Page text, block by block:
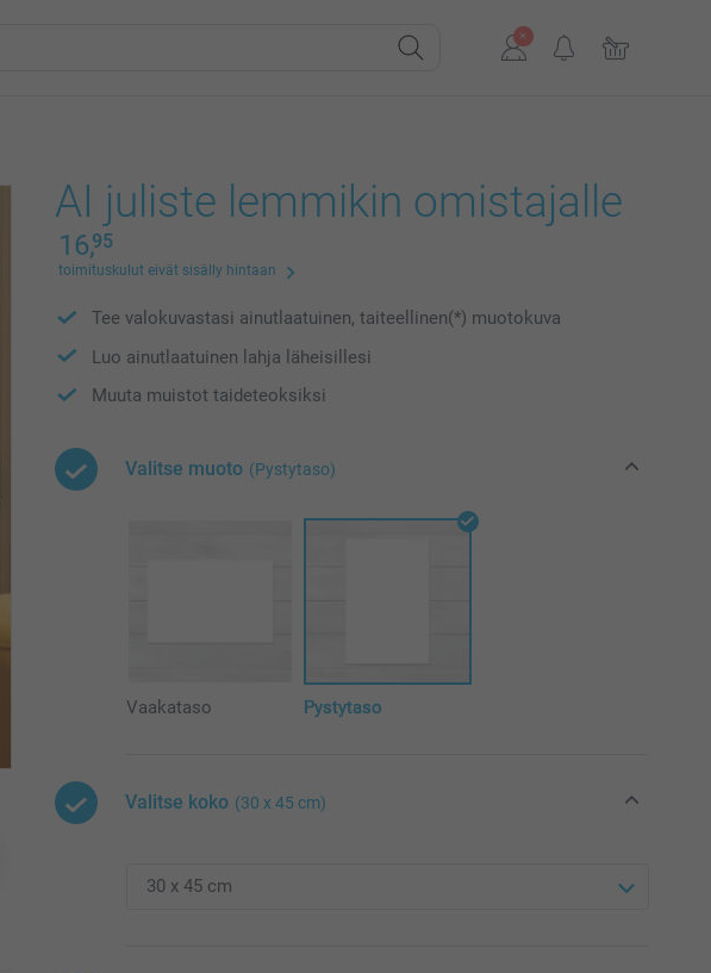
AI juliste lemmikin omistajalle
16,95
toimituskulut eivät sisälly hintaan
Tee valokuvastasi ainutlaatuinen, taiteellinen(*) muotokuva
Luo ainutlaatuinen lahja läheisillesi
Muuta muistot taideteoksiksi
Valitse muoto (Pystytaso)
Vaakataso Pystytaso
Valitse koko (30 x 45 cm)